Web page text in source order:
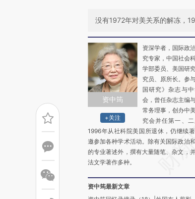
没有1972年对美关系的解冻，
资中筠
+关注
资深学者，国际政
究专家，中国社会
学部委员、美国研
究员、原所长。参
国研究》杂志与
会，曾任杂志主编
常务理事，创办中
究会并任第一、二
1996年从社科院美国所退休，仍继续
邀参加各种学术活动。除有关国际政治
的专业著述外，撰有大量随笔、杂文，并
法文学著作多种。
资中筠最新文章